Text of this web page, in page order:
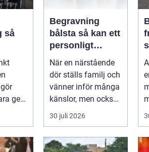
ge
Begravning
bålsta så kan ett
personligt
avsked formas
När en närstående
dör ställs familj och
vänner inför många
känslor, men också
praktiska beslut. En
b...
30 juli 2026